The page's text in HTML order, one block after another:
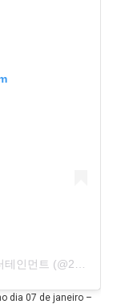
dia 07 de janeiro –